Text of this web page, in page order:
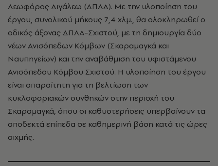
Λεωφόρος Αιγάλεω (ΔΠΛΑ). Με την υλοποίηση του
έργου, συνολικού μήκους 7,4 χλμ., θα ολοκληρωθεί ο
οδικός άξονας ΔΠΛΑ-Σχιστού, με τη δημιουργία δύο
νέων Ανισόπεδων Κόμβων (Σκαραμαγκά και
Ναυπηγείων) και την αναβάθμιση του υφιστάμενου
Ανισόπεδου Κόμβου Σχιστού. Η υλοποίηση του έργου
είναι απαραίτητη για τη βελτίωση των
κυκλοφοριακών συνθηκών στην περιοχή του
Σκαραμαγκά, όπου οι καθυστερήσεις υπερβαίνουν τα
αποδεκτά επίπεδα σε καθημερινή βάση κατά τις ώρες
αιχμής.